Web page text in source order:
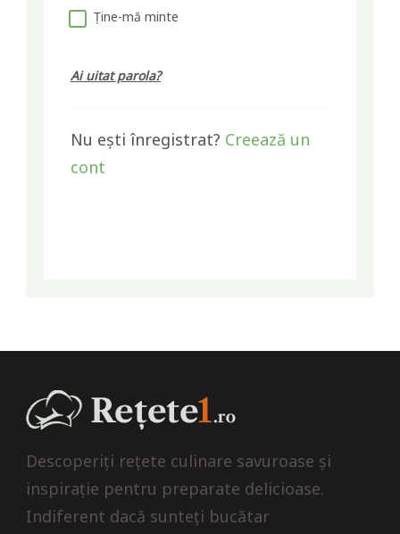
Ține-mă minte
Ai uitat parola?
Nu ești înregistrat? Creează un
cont
Descoperiți rețete culinare savuroase și
inspirație pentru preparate delicioase.
Indiferent dacă sunteți bucătar